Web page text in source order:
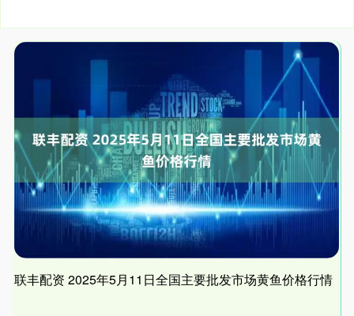
联丰配资 2025年5月11日全国主要批发市场黄鱼价格行情